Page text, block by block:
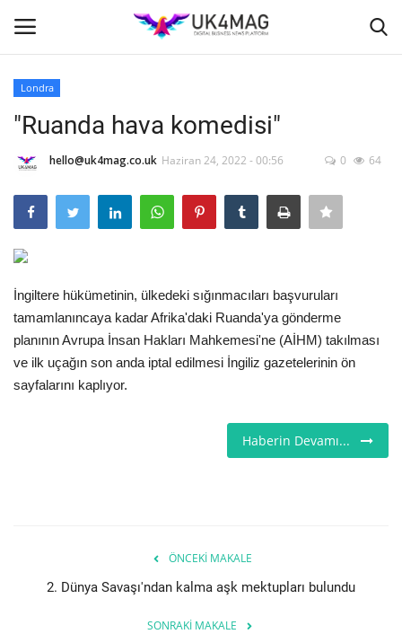
Ana Sayfa
TVNET
TOPLUM
İş Platformu
İş İlanları
Seri İlanlar
Londra
"Ruanda hava komedisi"
hello@uk4mag.co.uk Haziran 24, 2022 - 00:56 0 64
İngiltere hükümetinin, ülkedeki sığınmacıları başvuruları
tamamlanıncaya kadar Afrika'daki Ruanda'ya gönderme
planının Avrupa İnsan Hakları Mahkemesi'ne (AİHM) takılması
ve ilk uçağın son anda iptal edilmesi İngiliz gazetelerinin ön
sayfalarını kaplıyor.
Haberin Devamı...
ÖNCEKI MAKALE
2. Dünya Savaşı'ndan kalma aşk mektupları bulundu
SONRAKI MAKALE